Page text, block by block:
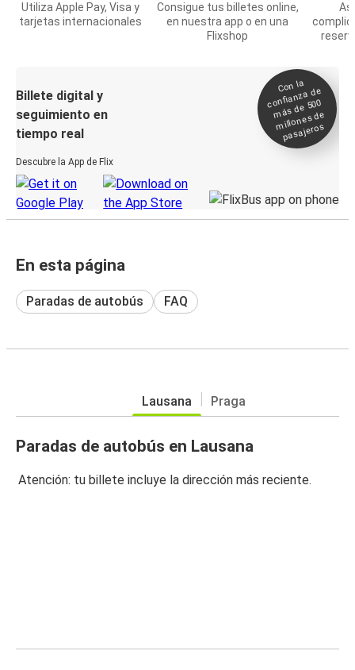
Utiliza Apple Pay, Visa y
tarjetas internacionales
Consigue tus billetes online,
en nuestra app o en una
Flixshop
Billete digital y
seguimiento en
tiempo real
Descubre la App de Flix
Con la
confianza de
más de 500
millones de
pasajeros
En esta página
Paradas de autobús FAQ
Lausana Praga
Paradas de autobús en Lausana
Atención: tu billete incluye la dirección más reciente.